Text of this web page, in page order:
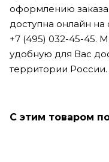
оформлению
доступна онлайн
+7 (495) 032-45-45.
удобную для Вас
территории России.
С этим товаром